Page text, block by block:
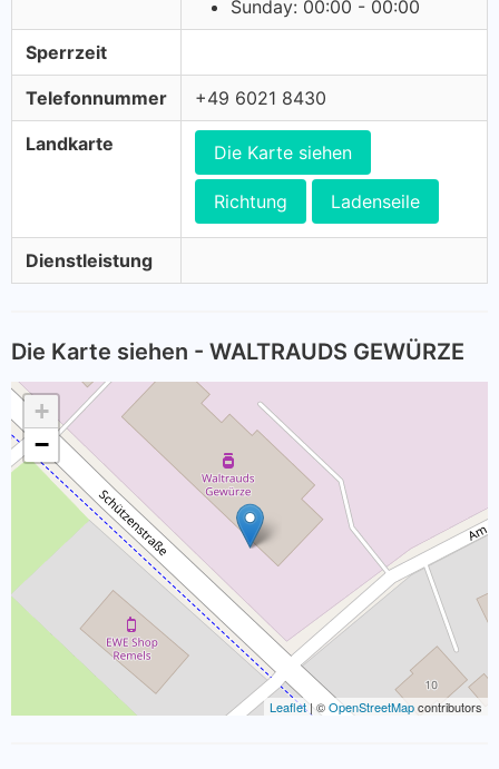
Sunday: 00:00 - 00:00
Sperrzeit
Telefonnummer +49 6021 8430
Landkarte Die Karte siehen
Richtung Ladenseile
Dienstleistung
Die Karte siehen - WALTRAUDS GEWÜRZE
+
−
Leaflet| ©OpenStreetMapcontributors